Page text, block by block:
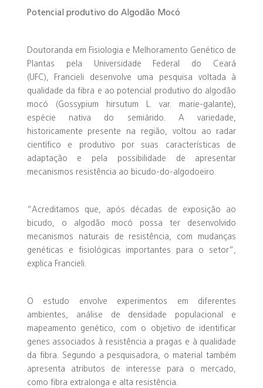
Potencial produtivo do Algodão Mocó
Doutoranda em Fisiologia e Melhoramento Genético de
Plantas pela Universidade Federal do Ceará
(UFC), Francieli desenvolve uma pesquisa voltada à
qualidade da fibra e ao potencial produtivo do algodão
mocó (Gossypium hirsutum L. var. marie-galante),
espécie nativa do semiárido. A variedade,
historicamente presente na região, voltou ao radar
científico e produtivo por suas características de
adaptação e pela possibilidade de apresentar
mecanismos resistência ao bicudo-do-algodoeiro.
“Acreditamos que, após décadas de exposição ao
bicudo, o algodão mocó possa ter desenvolvido
mecanismos naturais de resistência, com mudanças
genéticas e fisiológicas importantes para o setor”,
explica Francieli.
O estudo envolve experimentos em diferentes
ambientes, análise de densidade populacional e
mapeamento genético, com o objetivo de identificar
genes associados à resistência a pragas e à qualidade
da fibra. Segundo a pesquisadora, o material também
apresenta atributos de interesse para o mercado,
como fibra extralonga e alta resistência.